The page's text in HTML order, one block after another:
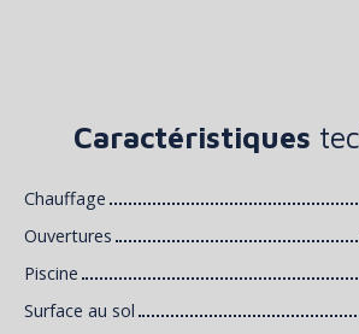
Caractéristiques
Chauffage
Ouvertures
Piscine
Surface au sol